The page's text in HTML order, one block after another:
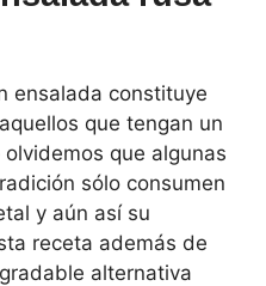
ensalada constituye
que tengan un
que algunas
sólo consumen
y aún así su
receta además de
alternativa